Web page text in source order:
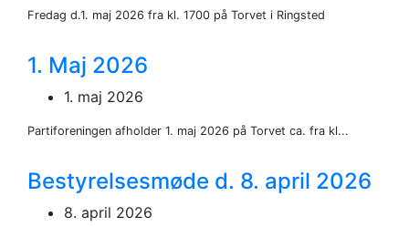
Fredag d.1. maj 2026 fra kl. 1700 på Torvet i Ringsted
1. Maj 2026
1. maj 2026
Partiforeningen afholder 1. maj 2026 på Torvet ca. fra kl...
Bestyrelsesmøde d. 8. april 2026
8. april 2026